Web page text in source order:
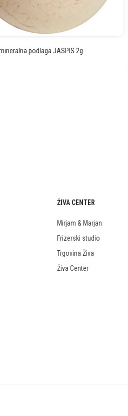
podlaga JASPIS 2g
ŽIVA CENTER
Mirjam & Marjan
Frizerski studio
Trgovina Živa
Živa Center